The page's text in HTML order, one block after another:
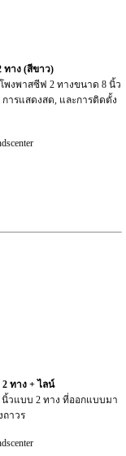
ทาง (สีขาว)
พงพาสซีฟ 2 ทางขนาด 8 นิ้ว
การแสดงสด, และการติดตั้ง
ทาง + ไลน์
นิ้วแบบ 2 ทาง ที่ออกแบบมา
ถาวร